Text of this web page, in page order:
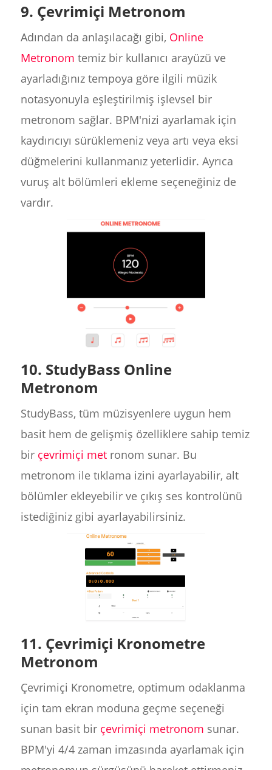
9. Çevrimiçi Metronom
Adından da anlaşılacağı gibi, Online
Metronom temiz bir kullanıcı arayüzü ve
ayarladığınız tempoya göre ilgili müzik
notasyonuyla eşleştirilmiş işlevsel bir
metronom sağlar. BPM'nizi ayarlamak için
kaydırıcıyı sürüklemeniz veya artı veya eksi
düğmelerini kullanmanız yeterlidir. Ayrıca
vuruş alt bölümleri ekleme seçeneğiniz de
vardır.
10. StudyBass Online
Metronom
StudyBass, tüm müzisyenlere uygun hem
basit hem de gelişmiş özelliklere sahip temiz
bir çevrimiçi metronom sunar. Bu
metronom ile tıklama izini ayarlayabilir, alt
bölümler ekleyebilir ve çıkış ses kontrolünü
istediğiniz gibi ayarlayabilirsiniz.
11. Çevrimiçi Kronometre
Metronom
Çevrimiçi Kronometre, optimum odaklanma
için tam ekran moduna geçme seçeneği
sunan basit bir çevrimiçi metronom sunar.
BPM'yi 4/4 zaman imzasında ayarlamak için